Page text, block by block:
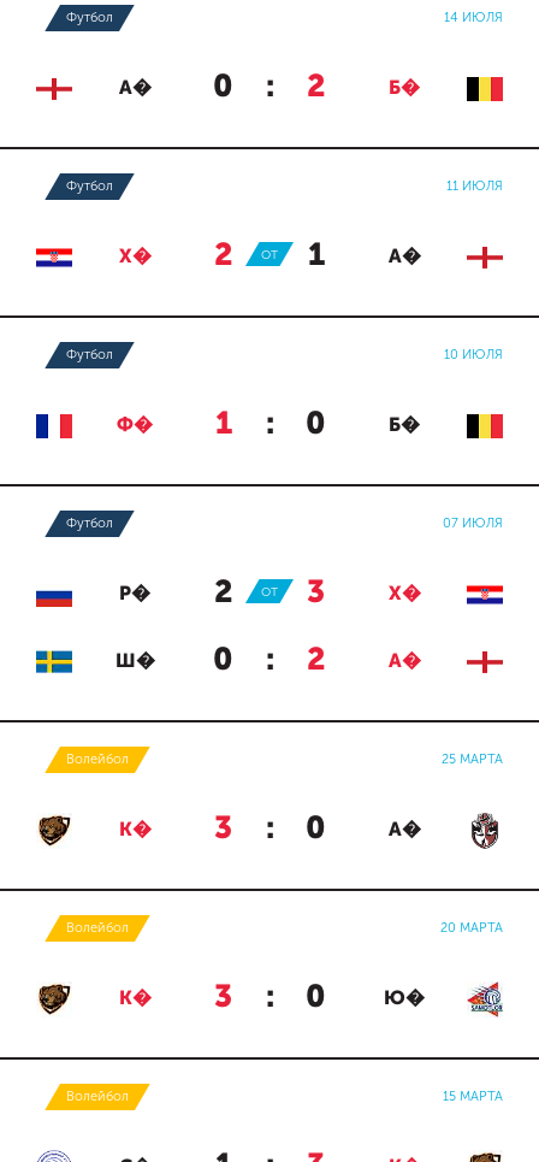
Футбол 14 ИЮЛЯ
А� 0 : 2 Б�
Футбол 11 ИЮЛЯ
Х� 2 : 1 А�
ОТ
Футбол 10 ИЮЛЯ
Ф� 1 : 0 Б�
Футбол 07 ИЮЛЯ
Р� 2 : 3 Х�
ОТ
Ш� 0 : 2 А�
Волейбол 25 МАРТА
К� 3 : 0 А�
Волейбол 20 МАРТА
К� 3 : 0 Ю�
Волейбол 15 МАРТА